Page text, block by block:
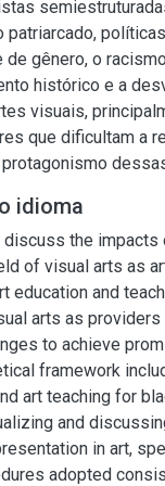
patriarcado,
gênero, o
histórico e a
visuais,
que dificultam a
idioma
discuss the
of visual arts as
education and
arts as
to achieve
framework
art teaching for
and
in art,
adopted